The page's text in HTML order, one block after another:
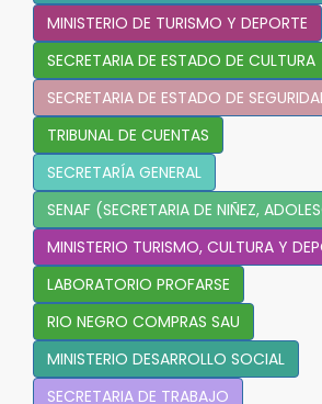
MINISTERIO DE TURISMO Y DEPORTE
SECRETARIA DE ESTADO DE CULTURA
SECRETARIA DE ESTADO DE
TRIBUNAL DE CUENTAS
SECRETARÍA GENERAL
SENAF (SECRETARIA DE NIÑEZ,
MINISTERIO TURISMO, CULTURA Y
LABORATORIO PROFARSE
RIO NEGRO COMPRAS SAU
MINISTERIO DESARROLLO SOCIAL
SECRETARIA DE TRABAJO